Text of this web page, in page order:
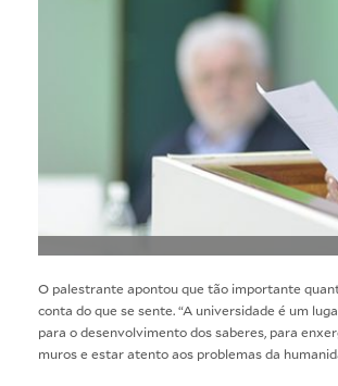
O palestrante apontou que tão importante
conta do que se sente. “A universidade é um
para o desenvolvimento dos saberes, para
muros e estar atento aos problemas da